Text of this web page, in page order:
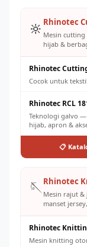
🔆 Rhinotec
Mesin
hijab &
Rhinotec
Cocok untuk
Rhinotec RCL
Teknologi galvo
hijab, apron &
📋
🪡Rhinotec
Mesin rajut
manset
Rhinotec
Mesin knitting